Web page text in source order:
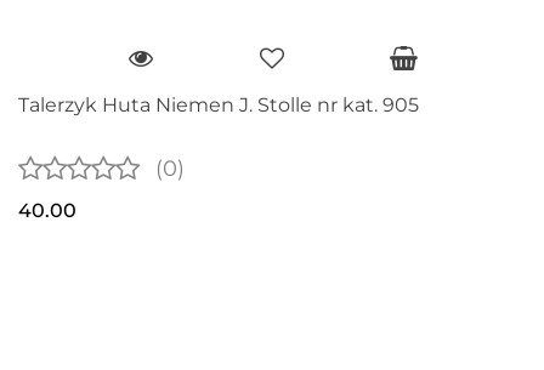
Talerzyk Huta Niemen J. Stolle nr kat. 905
(0)
40.00